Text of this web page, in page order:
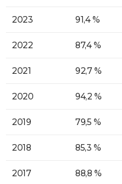
2023 91,4 %
2022 87,4 %
2021 92,7 %
2020 94,2 %
2019 79,5 %
2018 85,3 %
2017 88,8 %